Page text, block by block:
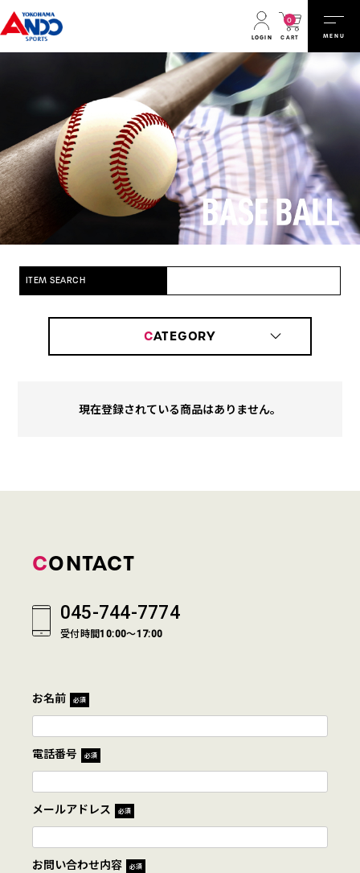
LOGIN CART
0
MENU
ITEM SEARCH
CATEGORY
現在登録されている商品はありません。
CONTACT
045-744-7774
受付時間10:00～17:00
お名前 必須
電話番号 必須
メールアドレス 必須
お問い合わせ内容 必須